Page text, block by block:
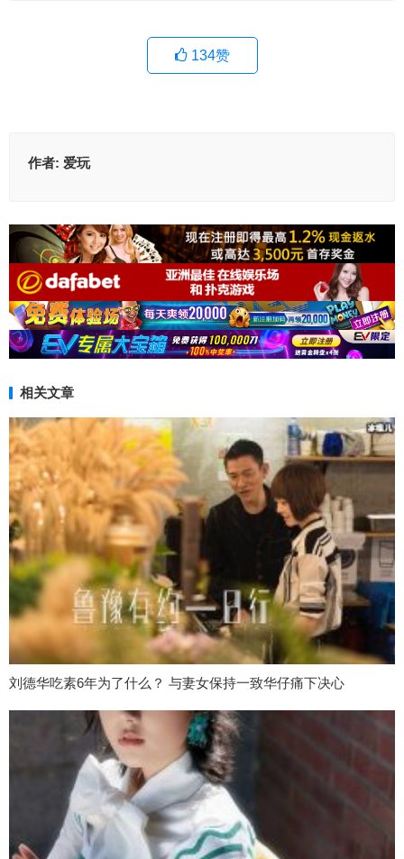
134赞
作者: 爱玩
相关文章
刘德华吃素6年为了什么？ 与妻女保持一致华仔痛下决心